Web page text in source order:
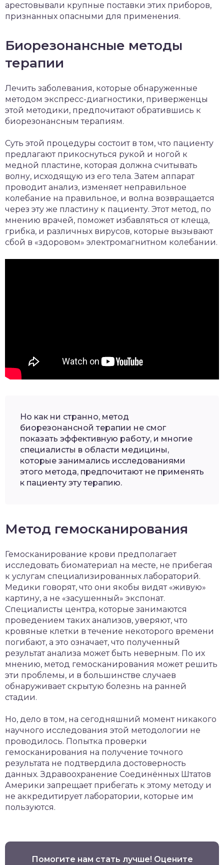
арестовывали крупные поставки этих приборов,
признанных опасными для применения.
Биорезонансные методы
терапии
Лечить заболевания, которые обнаруженные
методом экспресс-диагностики, приверженцы
этой методики, предпочитают обратившись к
биорезонансным терапиям.
Суть этой процедуры состоит в том, что пациенту
предлагают прикоснуться рукой и ногой к
медной пластине, которая должна считывать
волну, исходящую из его тела. Затем аппарат
проводит анализ, изменяет неправильное
колебание на правильное, и волна возвращается
через эту же пластину к пациенту. Этот метод, по
мнению врачей, поможет избавляться от клеща,
грибка, и различных вирусов, которые вызывают
сбой в «здоровом» электромагнитном колебании.
Но как ни странно, метод
биорезонансной терапии не смог
показать эффективную работу, и многие
специалисты в области медицины,
которые занимались исследованиями
этого метода, предпочитают не применять
к пациенту эту терапию.
Метод гемосканирования
Гемосканирование крови предполагает
исследовать биоматериал на месте, не прибегая
к услугам специализированных лабораторий.
Медики говорят, что они якобы видят «живую»
картину, а не «засушенный» экспонат.
Специалисты центра, которые занимаются
проведением таких анализов, уверяют, что
кровяные клетки в течение некоторого времени
погибают, а это означает, что полученный
результат анализа может быть неверным. По их
мнению, метод гемосканирования может решить
эти проблемы, и в большинстве случаев
обнаруживает скрытую болезнь на ранней
стадии.
Но, дело в том, на сегодняшний момент никакого
научного исследования этой методологии не
проводилось. Попытка проверки
гемосканирования на получение точного
результата не подтвердила достоверность
данных. Здравоохранение Соединённых Штатов
Америки запрещает прибегать к этому методу и
не аккредитирует лаборатории, которые им
пользуются.
Помогите нам стать лучше! Оцените